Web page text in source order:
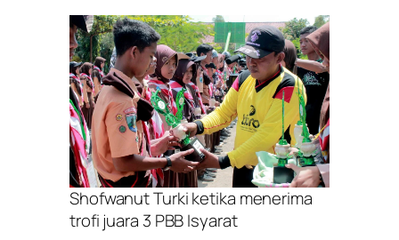
Shofwanut Turki ketika menerima
trofi juara 3 PBB Isyarat